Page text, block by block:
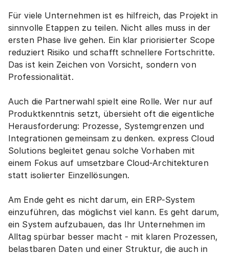
Für viele Unternehmen ist es hilfreich, das Projekt in
sinnvolle Etappen zu teilen. Nicht alles muss in der
ersten Phase live gehen. Ein klar priorisierter Scope
reduziert Risiko und schafft schnellere Fortschritte.
Das ist kein Zeichen von Vorsicht, sondern von
Professionalität.
Auch die Partnerwahl spielt eine Rolle. Wer nur auf
Produktkenntnis setzt, übersieht oft die eigentliche
Herausforderung: Prozesse, Systemgrenzen und
Integrationen gemeinsam zu denken. express Cloud
Solutions begleitet genau solche Vorhaben mit
einem Fokus auf umsetzbare Cloud-Architekturen
statt isolierter Einzellösungen.
Am Ende geht es nicht darum, ein ERP-System
einzuführen, das möglichst viel kann. Es geht darum,
ein System aufzubauen, das Ihr Unternehmen im
Alltag spürbar besser macht - mit klaren Prozessen,
belastbaren Daten und einer Struktur, die auch in